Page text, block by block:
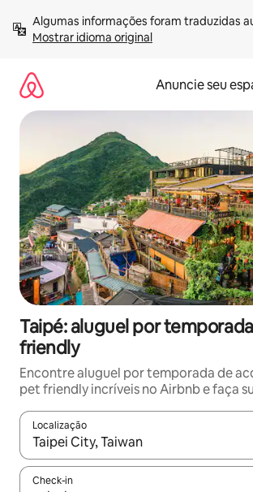
para
Mostrar idioma original
Anuncie seu
Taipé: aluguel por
friendly
Encontre aluguel por temporada de
pet friendly incríveis no Airbnb e faça
Localização
Quando os resultados estiverem
Check-in